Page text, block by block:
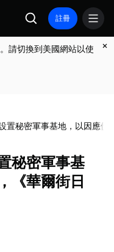
註冊
請切換到美國網站以使
置秘密軍事基地，以因應伊
秘密軍事基
《華爾街日